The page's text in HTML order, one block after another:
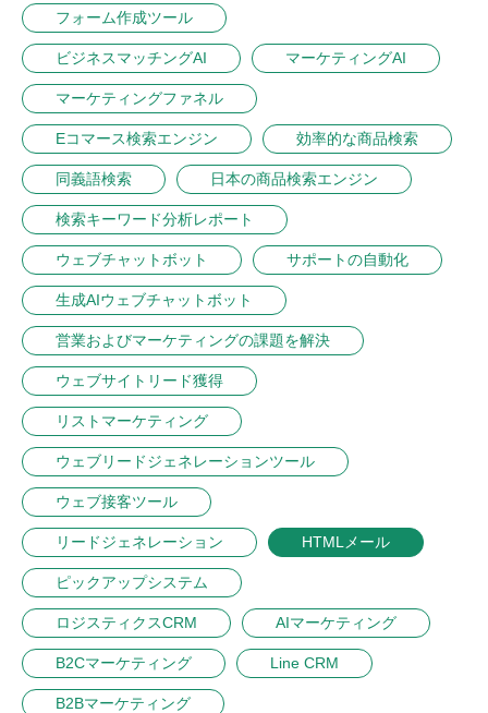
フォーム作成ツール
ビジネスマッチングAI マーケティングAI
マーケティングファネル
Eコマース検索エンジン 効率的な商品検索
同義語検索 日本の商品検索エンジン
検索キーワード分析レポート
ウェブチャットボット サポートの自動化
生成AIウェブチャットボット
営業およびマーケティングの課題を解決
ウェブサイトリード獲得
リストマーケティング
ウェブリードジェネレーションツール
ウェブ接客ツール
リードジェネレーション HTMLメール
ピックアップシステム
ロジスティクスCRM AIマーケティング
B2Cマーケティング Line CRM
B2Bマーケティング